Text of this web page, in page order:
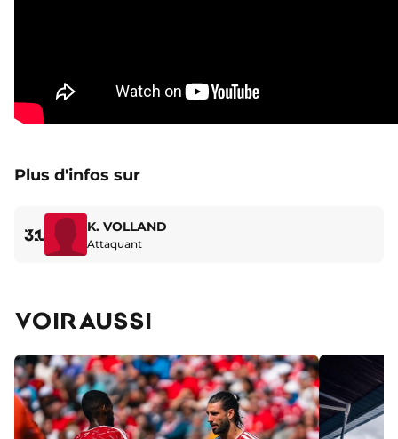
Plus d'infos sur
31 K. VOLLAND
Attaquant
VOIR AUSSI